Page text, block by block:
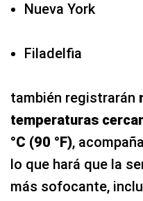
Nueva York
Filadelfia
también registrarán
temperaturas
°C (90 °F),
lo que hará que la
más sofocante,